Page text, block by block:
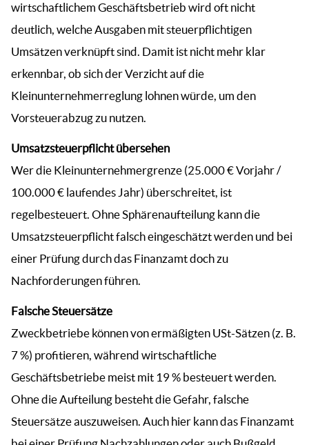
wirtschaftlichem Geschäftsbetrieb wird oft nicht
deutlich, welche Ausgaben mit steuerpflichtigen
Umsätzen verknüpft sind. Damit ist nicht mehr klar
erkennbar, ob sich der Verzicht auf die
Kleinunternehmerreglung lohnen würde, um den
Vorsteuerabzug zu nutzen.
Umsatzsteuerpflicht übersehen
Wer die Kleinunternehmergrenze (25.000 € Vorjahr /
100.000 € laufendes Jahr) überschreitet, ist
regelbesteuert. Ohne Sphärenaufteilung kann die
Umsatzsteuerpflicht falsch eingeschätzt werden und bei
einer Prüfung durch das Finanzamt doch zu
Nachforderungen führen.
Falsche Steuersätze
Zweckbetriebe können von ermäßigten USt-Sätzen (z. B.
7 %) profitieren, während wirtschaftliche
Geschäftsbetriebe meist mit 19 % besteuert werden.
Ohne die Aufteilung besteht die Gefahr, falsche
Steuersätze auszuweisen. Auch hier kann das Finanzamt